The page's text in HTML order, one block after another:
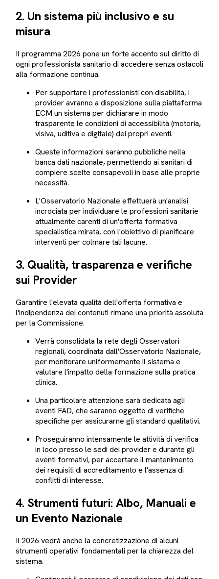
2. Un sistema più inclusivo e su
misura
Il programma 2026 pone un forte accento sul diritto di
ogni professionista sanitario di accedere senza ostacoli
alla formazione continua.
Per supportare i professionisti con disabilità, i
provider avranno a disposizione sulla piattaforma
ECM un sistema per dichiarare in modo
trasparente le condizioni di accessibilità (motoria,
visiva, uditiva e digitale) dei propri eventi.
Queste informazioni saranno pubbliche nella
banca dati nazionale, permettendo ai sanitari di
compiere scelte consapevoli in base alle proprie
necessità.
L'Osservatorio Nazionale effettuerà un'analisi
incrociata per individuare le professioni sanitarie
attualmente carenti di un'offerta formativa
specialistica mirata, con l'obiettivo di pianificare
interventi per colmare tali lacune.
3. Qualità, trasparenza e verifiche
sui Provider
Garantire l'elevata qualità dell'offerta formativa e
l'indipendenza dei contenuti rimane una priorità assoluta
per la Commissione.
Verrà consolidata la rete degli Osservatori
regionali, coordinata dall'Osservatorio Nazionale,
per monitorare uniformemente il sistema e
valutare l'impatto della formazione sulla pratica
clinica.
Una particolare attenzione sarà dedicata agli
eventi FAD, che saranno oggetto di verifiche
specifiche per assicurarne gli standard qualitativi.
Proseguiranno intensamente le attività di verifica
in loco presso le sedi dei provider e durante gli
eventi formativi, per accertare il mantenimento
dei requisiti di accreditamento e l'assenza di
conflitti di interesse.
4. Strumenti futuri: Albo, Manuali e
un Evento Nazionale
Il 2026 vedrà anche la concretizzazione di alcuni
strumenti operativi fondamentali per la chiarezza del
sistema.